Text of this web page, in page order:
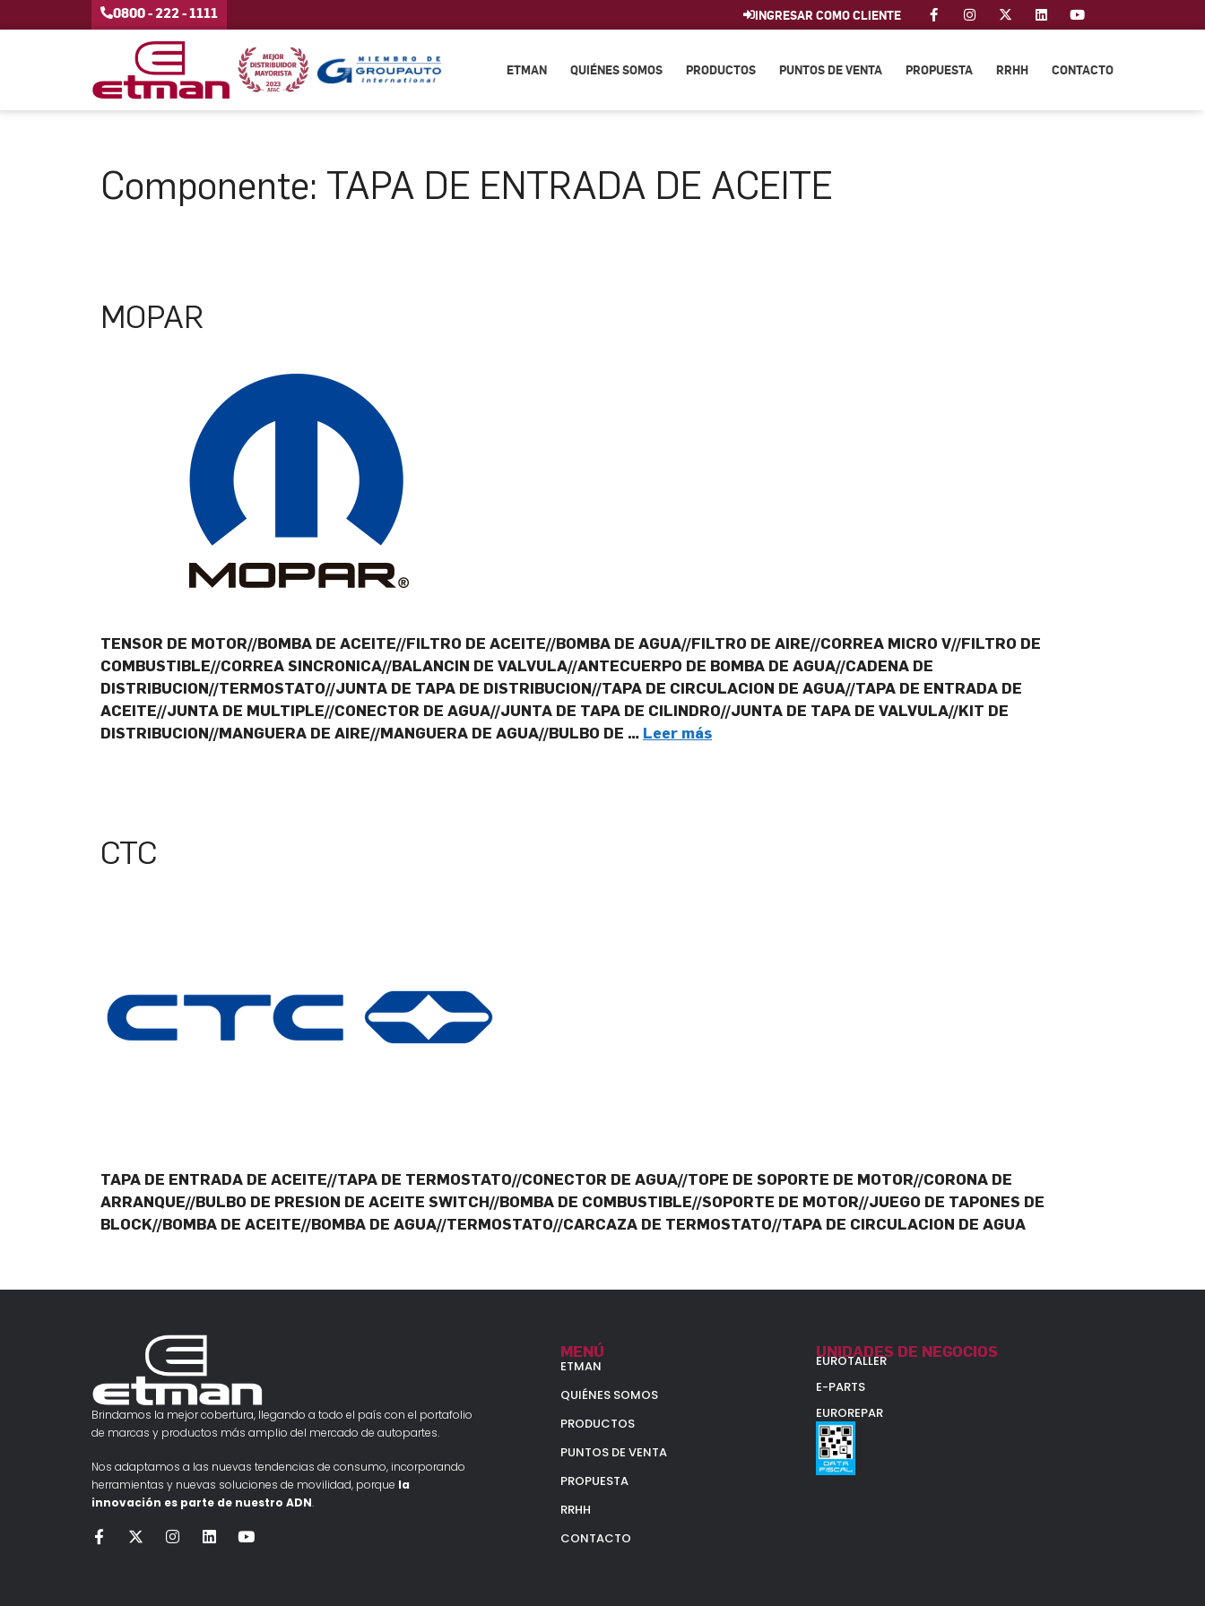
0800 - 222 - 1111 INGRESAR COMO CLIENTE
ETMAN QUIÉNES SOMOS PRODUCTOS PUNTOS DE VENTA PROPUESTA RRHH CONTACTO
Componente: TAPA DE ENTRADA DE ACEITE
MOPAR
TENSOR DE MOTOR//BOMBA DE ACEITE//FILTRO DE ACEITE//BOMBA DE AGUA//FILTRO DE AIRE//CORREA MICRO V//FILTRO DE
COMBUSTIBLE//CORREA SINCRONICA//BALANCIN DE VALVULA//ANTECUERPO DE BOMBA DE AGUA//CADENA DE
DISTRIBUCION//TERMOSTATO//JUNTA DE TAPA DE DISTRIBUCION//TAPA DE CIRCULACION DE AGUA//TAPA DE ENTRADA DE
ACEITE//JUNTA DE MULTIPLE//CONECTOR DE AGUA//JUNTA DE TAPA DE CILINDRO//JUNTA DE TAPA DE VALVULA//KIT DE
DISTRIBUCION//MANGUERA DE AIRE//MANGUERA DE AGUA//BULBO DE … Leer más
CTC
TAPA DE ENTRADA DE ACEITE//TAPA DE TERMOSTATO//CONECTOR DE AGUA//TOPE DE SOPORTE DE MOTOR//CORONA DE
ARRANQUE//BULBO DE PRESION DE ACEITE SWITCH//BOMBA DE COMBUSTIBLE//SOPORTE DE MOTOR//JUEGO DE TAPONES DE
BLOCK//BOMBA DE ACEITE//BOMBA DE AGUA//TERMOSTATO//CARCAZA DE TERMOSTATO//TAPA DE CIRCULACION DE AGUA
Brindamos la mejor cobertura, llegando a todo el país con el portafolio
de marcas y productos más amplio del mercado de autopartes.
Nos adaptamos a las nuevas tendencias de consumo, incorporando
herramientas y nuevas soluciones de movilidad, porque la
innovación es parte de nuestro ADN.
MENÚ
ETMAN
QUIÉNES SOMOS
PRODUCTOS
PUNTOS DE VENTA
PROPUESTA
RRHH
CONTACTO
UNIDADES DE NEGOCIOS
EUROTALLER
E-PARTS
EUROREPAR